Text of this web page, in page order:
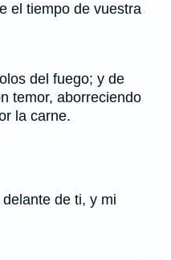
el tiempo de vuestra
del fuego; y de
temor, aborreciendo
la carne.
de ti, y mi